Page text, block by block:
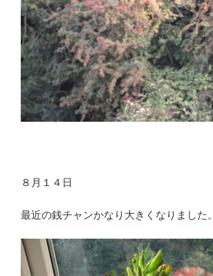
８月１４日
最近の銭チャンかなり大きくなりました。